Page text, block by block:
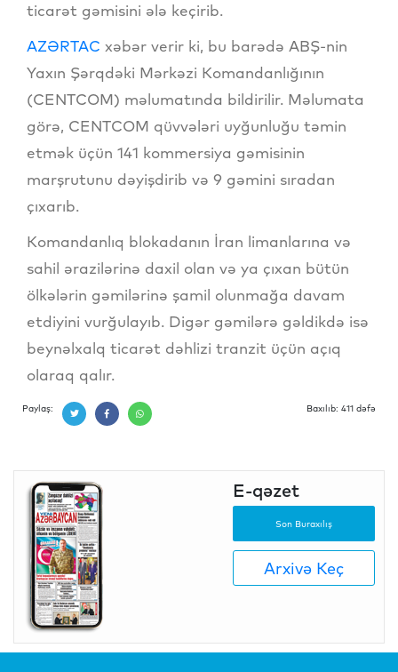
ticarət gəmisini ələ keçirib.
AZƏRTAC xəbər verir ki, bu barədə ABŞ-nin
Yaxın Şərqdəki Mərkəzi Komandanlığının
(CENTCOM) məlumatında bildirilir. Məlumata
görə, CENTCOM qüvvələri uyğunluğu təmin
etmək üçün 141 kommersiya gəmisinin
marşrutunu dəyişdirib və 9 gəmini sıradan
çıxarıb.
Komandanlıq blokadanın İran limanlarına və
sahil ərazilərinə daxil olan və ya çıxan bütün
ölkələrin gəmilərinə şamil olunmağa davam
etdiyini vurğulayıb. Digər gəmilərə gəldikdə isə
beynəlxalq ticarət dəhlizi tranzit üçün açıq
olaraq qalır.
Paylaş: Baxılıb: 411 dəfə
E-qəzet
Son Buraxılış
Arxivə Keç